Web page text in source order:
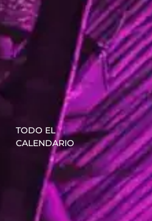
TODO EL
CALENDARIO